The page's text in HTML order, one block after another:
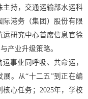
持，交通运输部水运科
港务（集团）股份有限
研究中心首席信息官徐
产业升级策略。
事业同呼吸、共命运，
。从“十二五”到正在编
心任务；2025年，学校